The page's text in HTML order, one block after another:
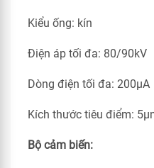
Kiểu ống: kín
Điện áp tối đa: 80/90kV
Dòng điện tối đa: 200μA
Kích thước tiêu điểm:
Bộ cảm biến: